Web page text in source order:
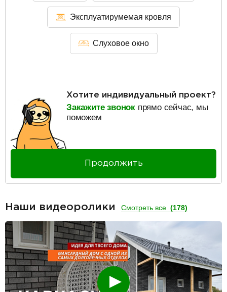
Эксплуатирумемая кровля
Слуховое окно
Хотите индивидуальный проект?
Закажите звонок прямо сейчас, мы
поможем
Продолжить
Наши видеоролики Смотреть все (178)
Смотреть